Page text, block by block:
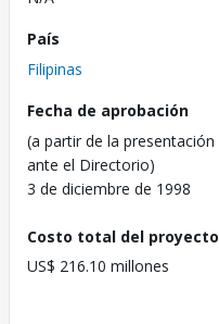
País
Filipinas
Fecha de aprobación
(a partir de la presentación
ante el Directorio)
3 de diciembre de 1998
Costo total del proyecto
US$ 216.10 millones